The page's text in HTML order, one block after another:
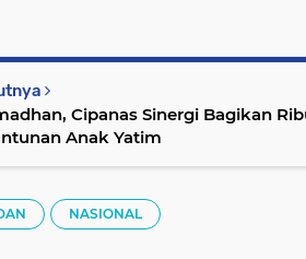
Cipanas Sinergi Bagikan
Anak Yatim
NASIONAL